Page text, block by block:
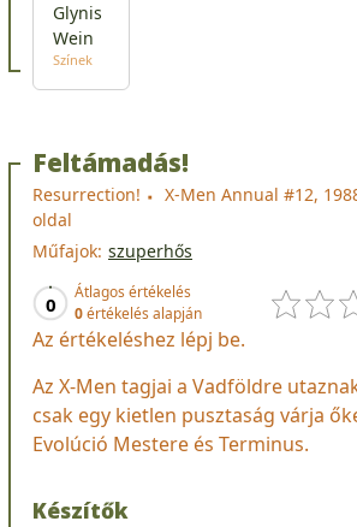
Glynis
Wein
Színek
Feltámadás!
Resurrection! X-Men Annual #12,
oldal
Műfajok: szuperhős
0
Átlagos értékelés
0értékelés alapján
Az értékeléshez lépj be.
Az X-Men tagjai a Vadföldre
csak egy kietlen pusztaság várja
Evolúció Mestere és Terminus.
Készítők